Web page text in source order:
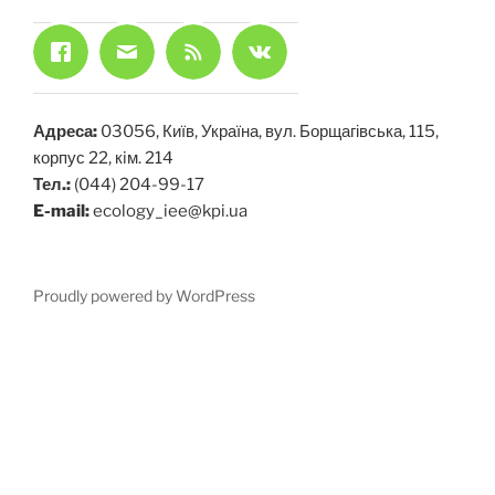
Адреса: 03056, Київ, Україна, вул. Борщагівська, 115,
корпус 22, кiм. 214
Тел.: (044) 204-99-17
E-mail:ecology_iee@kpi.ua
Proudly powered by WordPress